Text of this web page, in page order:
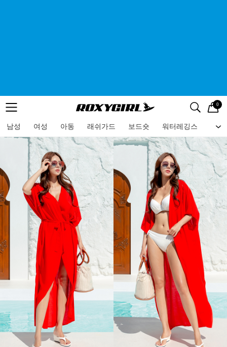
메뉴 검색
로고 0
남성 여성 아동 래쉬가드 보드숏 워터레깅스 비
메뉴